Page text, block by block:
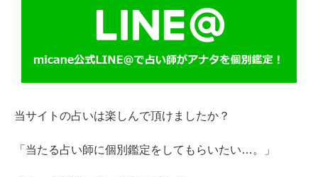
当サイトの占いは楽しんで頂けましたか？
「当たる占い師に個別鑑定をしてもらいたい…。」